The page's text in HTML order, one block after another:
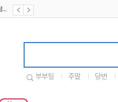
[공지] [호텔업] 개인정보 처리방침 개정본2 (19.09.02)
부부팀 주말 당번